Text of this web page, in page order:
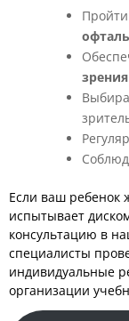
зрения
Если ваш ребенок
испытывает
консультацию в
специалисты
индивидуальные
организации